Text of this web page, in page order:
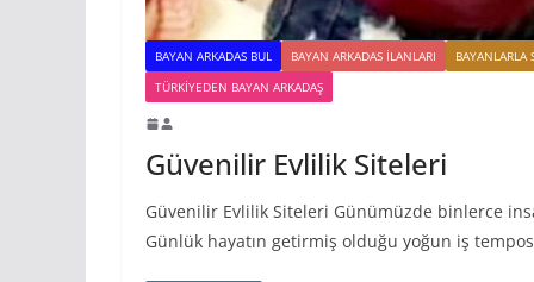
BAYAN ARKADAS BUL BAYAN ARKADAS ILANLARI BAYANLARLA
TÜRKIYEDEN BAYAN ARKADAŞ
Güvenilir Evlilik Siteleri
Güvenilir Evlilik Siteleri Günümüzde binlerce
Günlük hayatın getirmiş olduğu yoğun iş